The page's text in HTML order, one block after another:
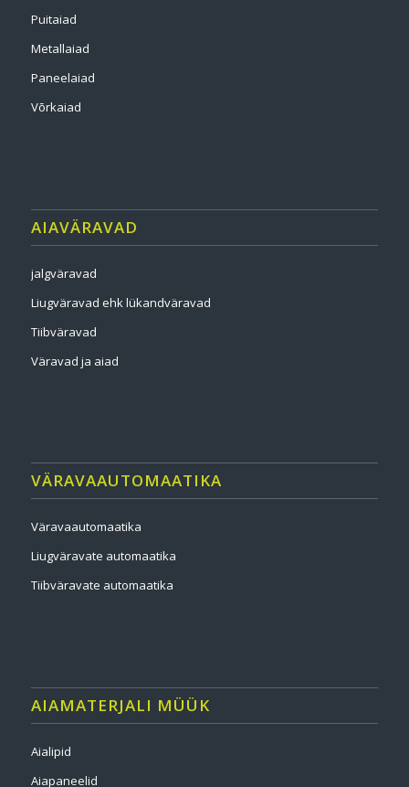
Puitaiad
Metallaiad
Paneelaiad
Võrkaiad
AIAVÄRAVAD
jalgväravad
Liugväravad ehk lükandväravad
Tiibväravad
Väravad ja aiad
VÄRAVAAUTOMAATIKA
Väravaautomaatika
Liugväravate automaatika
Tiibväravate automaatika
AIAMATERJALI MÜÜK
Aialipid
Aiapaneelid